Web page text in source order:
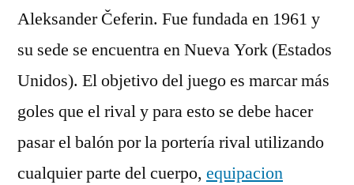
Aleksander Čeferin. Fue fundada en 1961 y
su sede se encuentra en Nueva York (Estados
Unidos). El objetivo del juego es marcar más
goles que el rival y para esto se debe hacer
pasar el balón por la portería rival utilizando
cualquier parte del cuerpo, equipacion